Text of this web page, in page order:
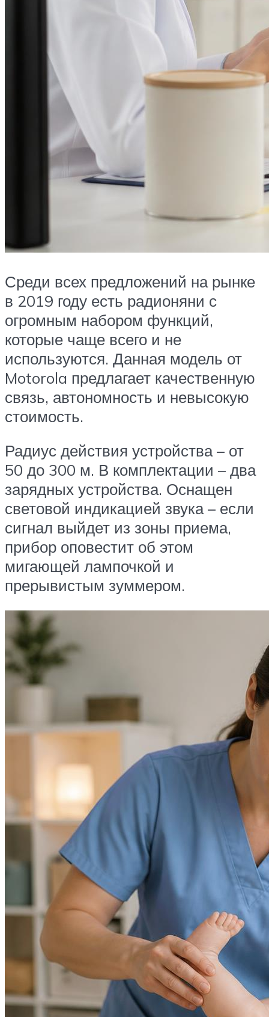
Среди всех предложений на рынке
в 2019 году есть радионяни с
огромным набором функций,
которые чаще всего и не
используются. Данная модель от
Motorola предлагает качественную
связь, автономность и невысокую
стоимость.
Радиус действия устройства – от
50 до 300 м. В комплектации – два
зарядных устройства. Оснащен
световой индикацией звука – если
сигнал выйдет из зоны приема,
прибор оповестит об этом
мигающей лампочкой и
прерывистым зуммером.